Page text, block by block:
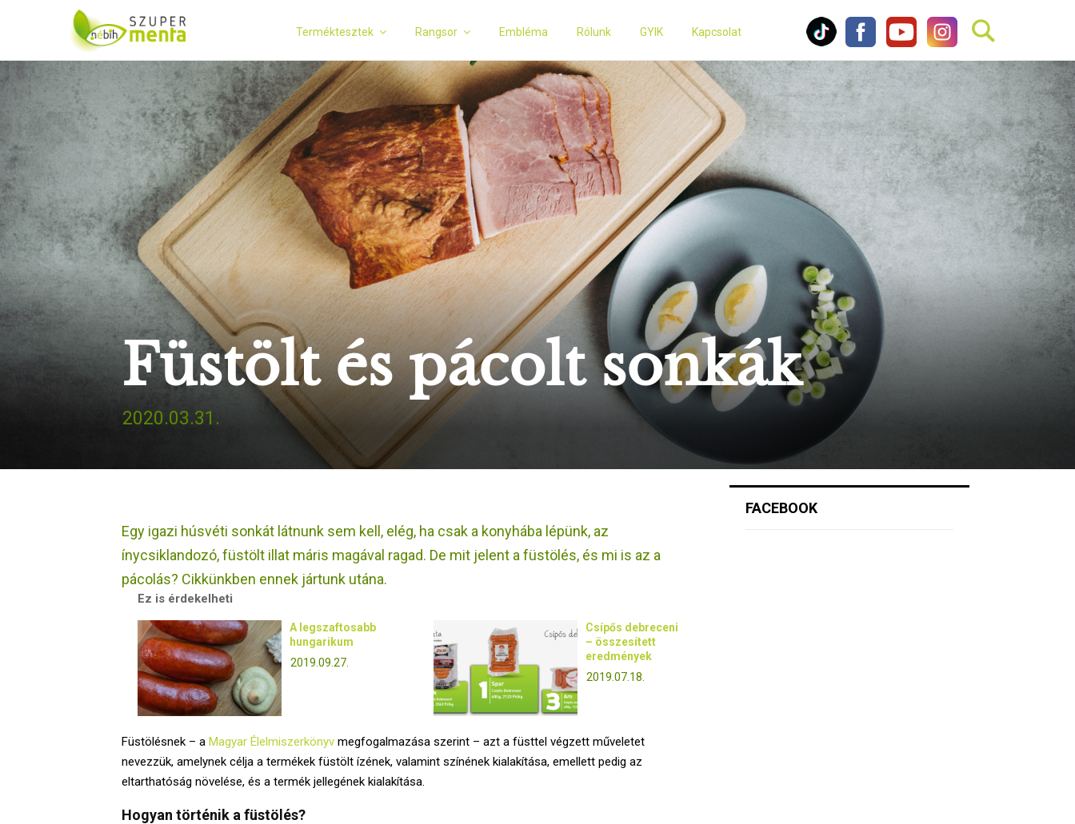
Terméktesztek Rangsor Embléma Rólunk GYIK Kapcsolat
Füstölt és pácolt sonkák
2020.03.31.
Egy igazi húsvéti sonkát látnunk sem kell, elég, ha csak a konyhába lépünk, az
ínycsiklandozó, füstölt illat máris magával ragad. De mit jelent a füstölés, és mi is az a
pácolás? Cikkünkben ennek jártunk utána.
Ez is érdekelheti
A legszaftosabb
hungarikum
2019.09.27.
Csípős debreceni
– összesített
eredmények
2019.07.18.
Füstölésnek – a Magyar Élelmiszerkönyv megfogalmazása szerint – azt a füsttel végzett műveletet
nevezzük, amelynek célja a termékek füstölt ízének, valamint színének kialakítása, emellett pedig az
eltarthatóság növelése, és a termék jellegének kialakítása.
Hogyan történik a füstölés?
FACEBOOK